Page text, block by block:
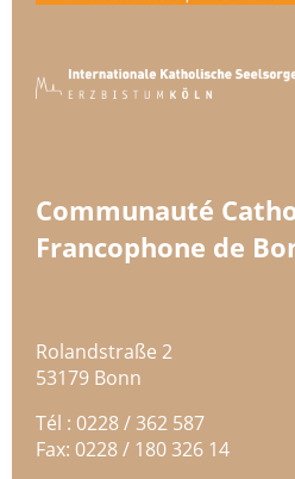
Communauté
Francophone de
Rolandstraße 2
53179 Bonn
Tél : 0228 / 362 587
Fax: 0228 / 180 326 14